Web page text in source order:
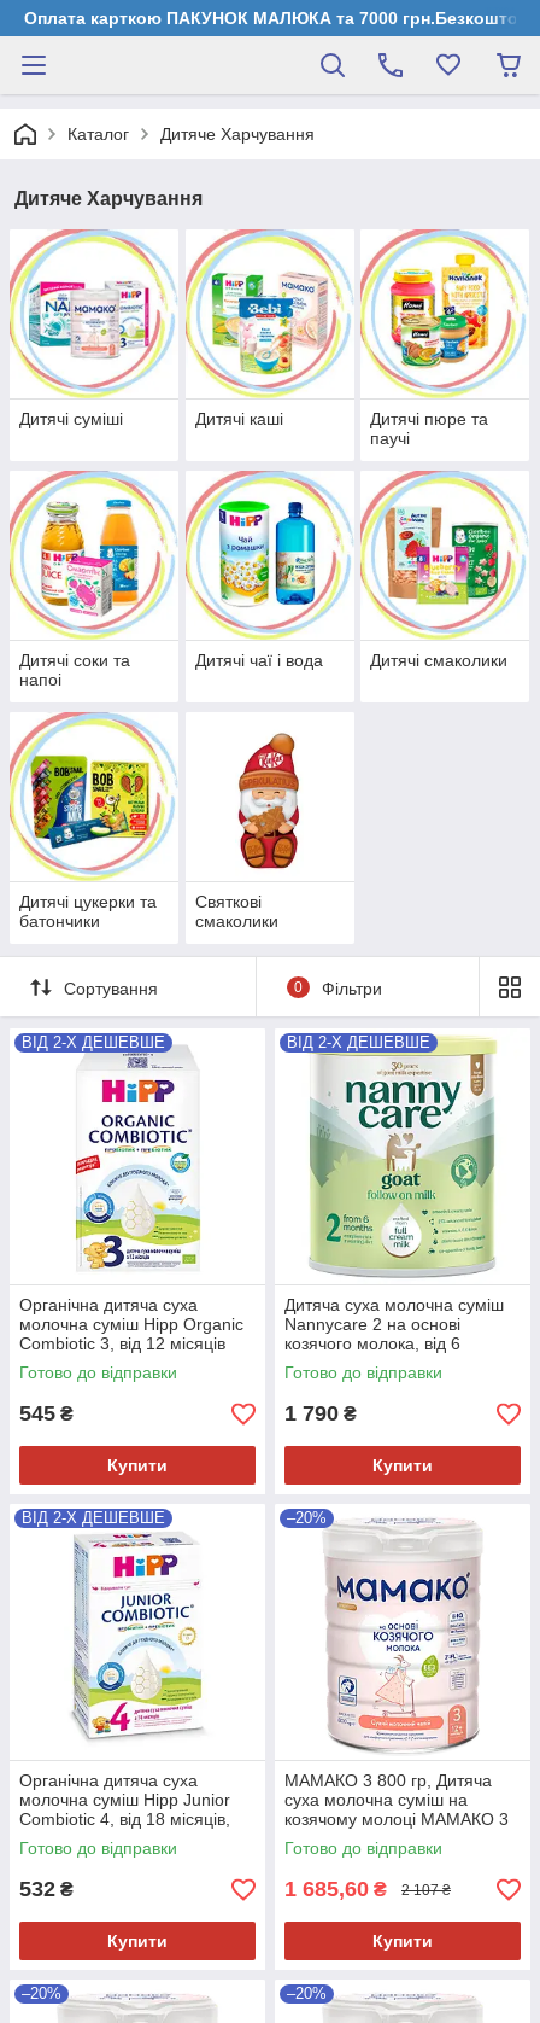
Оплата карткою ПАКУНОК МАЛЮКА та 7000 грн.Безкоштовна
Каталог Дитяче Харчування
Дитяче Харчування
Дитячі суміші Дитячі каші
Дитячі пюре та
паучі
Дитячі соки та
напоі
Дитячі чаї і вода Дитячі смаколики
Дитячі цукерки та
батончики
Святкові
смаколики
Сортування 0 Фільтри
ВІД 2-Х ДЕШЕВШЕ
Органічна дитяча суха
молочна суміш Hipp Organic
Combiotic 3, від 12 місяців
500 гр
Готово до відправки
545 ₴
Купити
ВІД 2-Х ДЕШЕВШЕ
Дитяча суха молочна суміш
Nannycare 2 на основі
козячого молока, від 6
місяців, 800 гр
Готово до відправки
1 790 ₴
Купити
ВІД 2-Х ДЕШЕВШЕ
Органічна дитяча суха
молочна суміш Hipp Junior
Combiotic 4, від 18 місяців,
500 гр
Готово до відправки
532 ₴
Купити
–20%
МАМАКО 3 800 гр, Дитяча
суха молочна суміш на
козячому молоці МАМАКО 3
PREMIUM 12+ міс, 800 гр
Готово до відправки
1 685,60 ₴ 2 107 ₴
Купити
–20% –20%